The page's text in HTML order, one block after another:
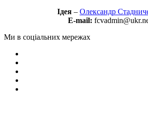
Ідея – Олександр
E-mail:
Ми в соціальних мережах